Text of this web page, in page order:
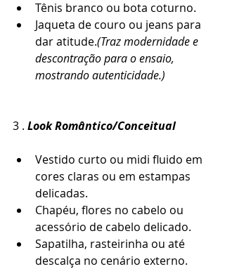
Tênis branco ou bota coturno.
Jaqueta de couro ou jeans para
dar atitude.(Traz modernidade e
descontração para o ensaio,
mostrando autenticidade.)
3 . Look Romântico/Conceitual
Vestido curto ou midi fluido em
cores claras ou em estampas
delicadas.
Chapéu, flores no cabelo ou
acessório de cabelo delicado.
Sapatilha, rasteirinha ou até
descalça no cenário externo.